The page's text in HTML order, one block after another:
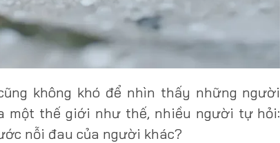
không khó để nhìn thấy những người
một thế giới như thế, nhiều người tự hỏi:
nỗi đau của người khác?